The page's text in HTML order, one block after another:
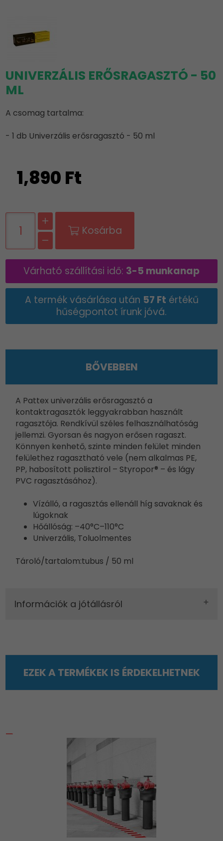
UNIVERZÁLIS ERŐSRAGASZTÓ - 50
ML
A csomag tartalma:
- 1 db Univerzális erősragasztó - 50 ml
1,890 Ft
Kosárba
Várható szállítási idő: 3-5 munkanap
A termék vásárlása után 57 Ft értékű
hűségpontot írunk jóvá.
BŐVEBBEN
A Pattex univerzális erősragasztó a
kontaktragasztók leggyakrabban használt
ragasztója. Rendkívül széles felhasználhatóság
jellemzi. Gyorsan és nagyon erősen ragaszt.
Könnyen kenhető, szinte minden felület minden
felülethez ragasztható vele (nem alkalmas PE,
PP, habosított polisztirol – Styropor® – és lágy
PVC ragasztásához).
Vízálló, a ragasztás ellenáll híg savaknak és
lúgoknak
Hőállóság: –40°C–110°C
Univerzális, Toluolmentes
Tároló/tartalom:tubus / 50 ml
Információk a jótállásról
EZEK A TERMÉKEK IS ÉRDEKELHETNEK